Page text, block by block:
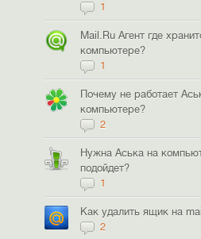
1
Mail.Ru Агент где
компьютере?
1
Почему не работает
компьютере?
2
Нужна Аська на
подойдет?
1
Как удалить ящик на
2